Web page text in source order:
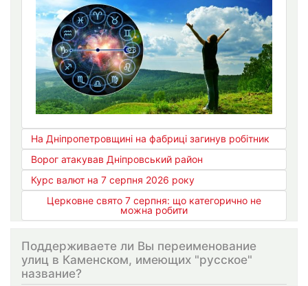
На Дніпропетровщині на фабриці загинув робітник
Ворог атакував Дніпровський район
Курс валют на 7 серпня 2026 року
Церковне свято 7 серпня: що категорично не
можна робити
Поддерживаете ли Вы переименование
улиц в Каменском, имеющих "русское"
название?